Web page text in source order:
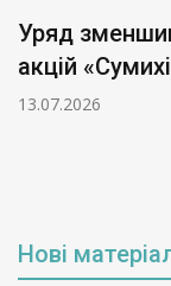
Уряд
акцій
13.07.2026
Нові